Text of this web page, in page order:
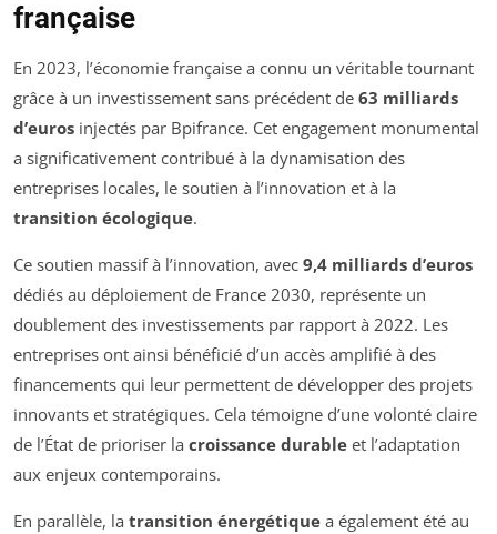
française
En 2023, l’économie française a connu un véritable tournant
grâce à un investissement sans précédent de 63 milliards
d’euros injectés par Bpifrance. Cet engagement monumental
a significativement contribué à la dynamisation des
entreprises locales, le soutien à l’innovation et à la
transition écologique.
Ce soutien massif à l’innovation, avec 9,4 milliards d’euros
dédiés au déploiement de France 2030, représente un
doublement des investissements par rapport à 2022. Les
entreprises ont ainsi bénéficié d’un accès amplifié à des
financements qui leur permettent de développer des projets
innovants et stratégiques. Cela témoigne d’une volonté claire
de l’État de prioriser la croissance durable et l’adaptation
aux enjeux contemporains.
En parallèle, la transition énergétique a également été au